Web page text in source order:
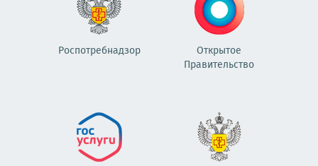
Роспотребнадзор
Открытое
Правительство